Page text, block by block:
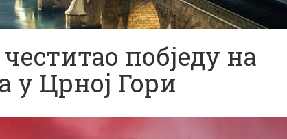
побједу на
у Црној Гори